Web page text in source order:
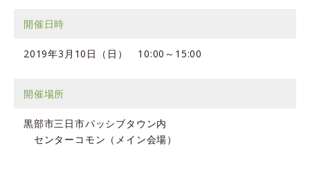
開催日時
2019年3月10日（日） 10:00～15:00
開催場所
黒部市三日市パッシブタウン内
センターコモン（メイン会場）